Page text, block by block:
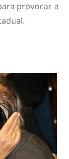
provocar a